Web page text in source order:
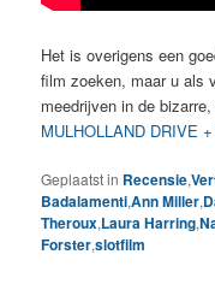
Het is overigens een
film zoeken, maar u als
meedrijven in de
MULHOLLAND DRIVE
Geplaatst in Recensie,
Badalamenti,Ann Miller,
Theroux,Laura Harring,
Forster,slotfilm